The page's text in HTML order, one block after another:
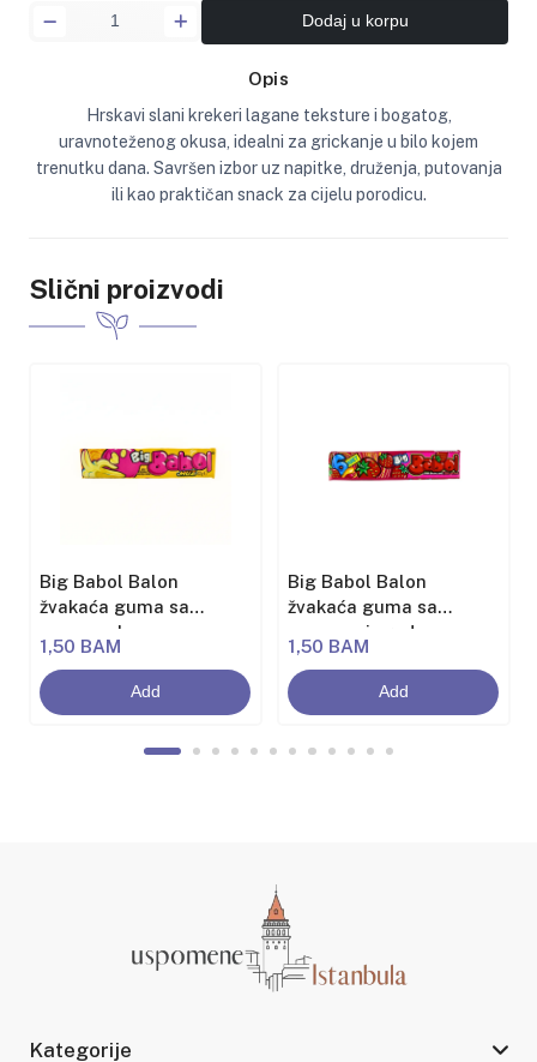
Dodaj u korpu
Opis
Hrskavi slani krekeri lagane teksture i bogatog,
uravnoteženog okusa, idealni za grickanje u bilo kojem
trenutku dana. Savršen izbor uz napitke, druženja, putovanja
ili kao praktičan snack za cijelu porodicu.
Slični proizvodi
Big Babol Balon
žvakaća guma sa
aromom banane
1,50 BAM
Add
Big Babol Balon
žvakaća guma sa
aromom jagode
1,50 BAM
Add
Kategorije